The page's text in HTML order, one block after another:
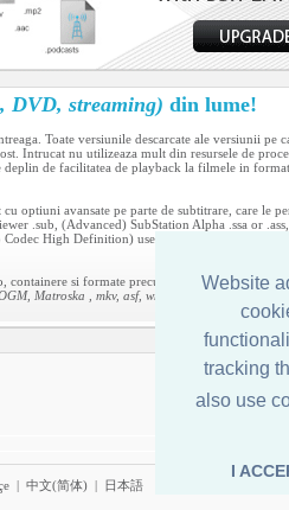
Website
tracking
also use
I
DVD, streaming) din lume!
Toate versiunile descarcate ale versiunii pe
Intrucat nu utilizeaza mult din resursele de
de facilitatea de playback la filmele in
optiuni avansate pe parte de subtitrare, care le
.sub, (Advanced) SubStation Alpha .ssa or
High Definition) used in digital tapeless
si formate precum:
Matroska , mkv, asf, wmv, DV, m1v, m2v, mp4,
| 中文(简体) | 日本語